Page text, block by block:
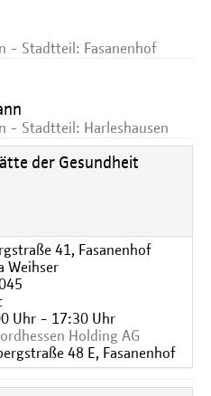
- Stadtteil: Fasanenhof
- Stadtteil: Harleshausen
der Gesundheit
41, Fasanenhof
Weihser
Uhr - 17:30 Uhr
Holding AG
48 E, Fasanenhof